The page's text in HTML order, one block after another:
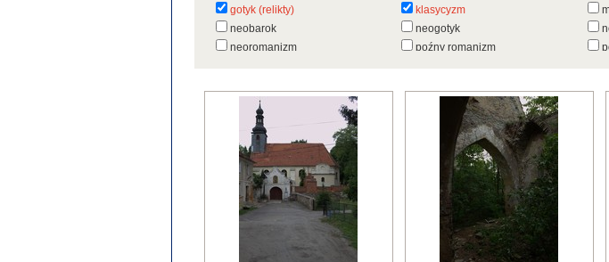
gotyk (relikty)
klasycyzm
neobarok
neogotyk
neoromanizm
poźny romanizm
renesans?
wczesny barok
wczesny gotyk